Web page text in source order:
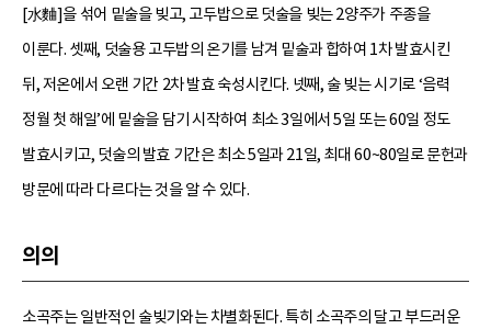
[水麯]을 섞어 밑술을 빚고, 고두밥으로 덧술을 빚는 2양주가 주종을
이룬다. 셋째, 덧술용 고두밥의 온기를 남겨 밑술과 합하여 1차 발효시킨
뒤, 저온에서 오랜 기간 2차 발효 숙성시킨다. 넷째, 술 빚는 시기로 ‘음력
정월 첫 해일’에 밑술을 담기 시작하여 최소 3일에서 5일 또는 60일 정도
발효시키고, 덧술의 발효 기간은 최소 5일과 21일, 최대 60~80일로 문헌과
방문에 따라 다르다는 것을 알 수 있다.
의의
소곡주는 일반적인 술빚기와는 차별화된다. 특히 소곡주의 달고 부드러운